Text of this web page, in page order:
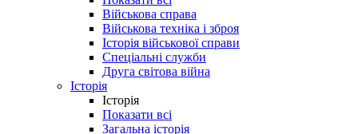
Військова справа
Військова техніка і зброя
Історія військової справи
Спеціальні служби
Друга світова війна
Історія
Історія
Показати всі
Загальна історія